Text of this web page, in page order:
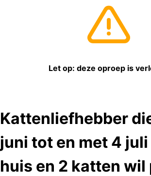
Let op: deze oproep is
Kattenliefhebber
juni tot en met 4
huis en 2 katten wil